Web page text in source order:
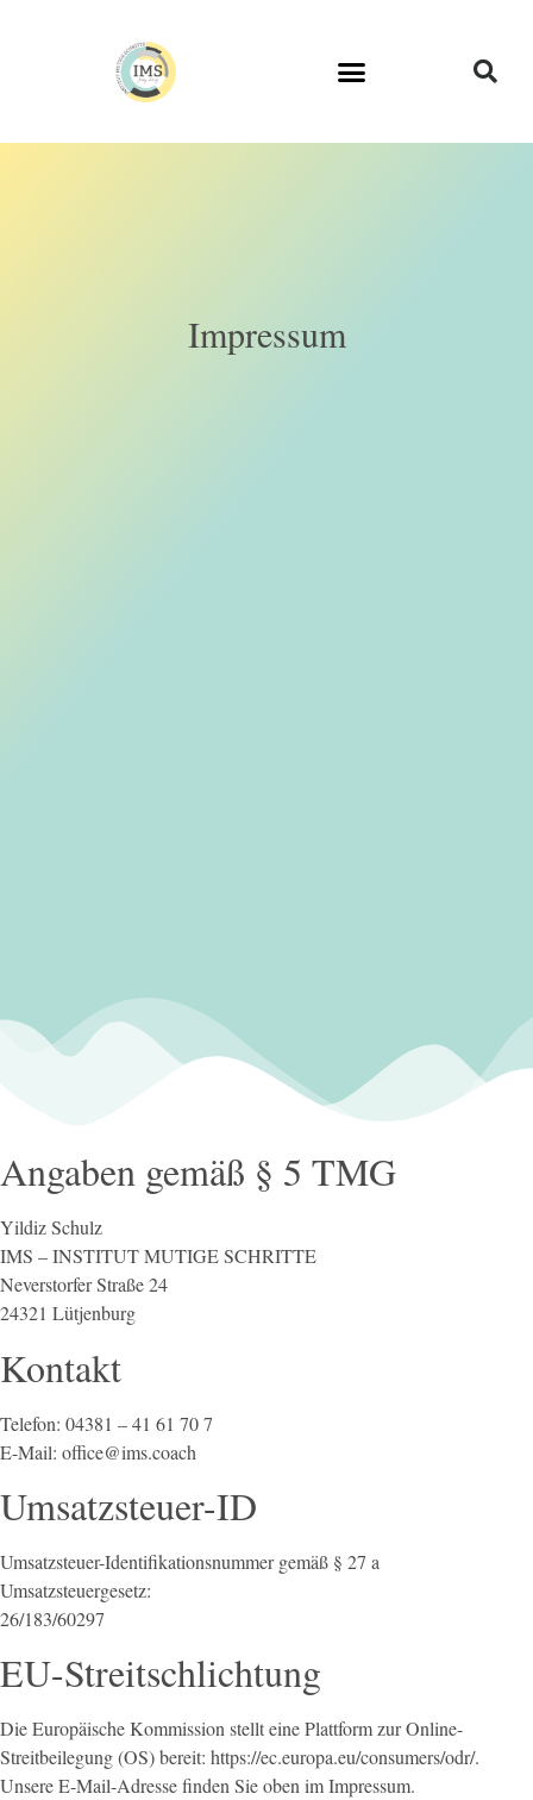
Impressum
Angaben gemäß § 5 TMG
Yildiz Schulz
IMS – INSTITUT MUTIGE SCHRITTE
Neverstorfer Straße 24
24321 Lütjenburg
Kontakt
Telefon: 04381 – 41 61 70 7
E-Mail: office@ims.coach
Umsatzsteuer-ID
Umsatzsteuer-Identifikationsnummer gemäß § 27 a
Umsatzsteuergesetz:
26/183/60297
EU-Streitschlichtung
Die Europäische Kommission stellt eine Plattform zur Online-
Streitbeilegung (OS) bereit: https://ec.europa.eu/consumers/odr/.
Unsere E-Mail-Adresse finden Sie oben im Impressum.